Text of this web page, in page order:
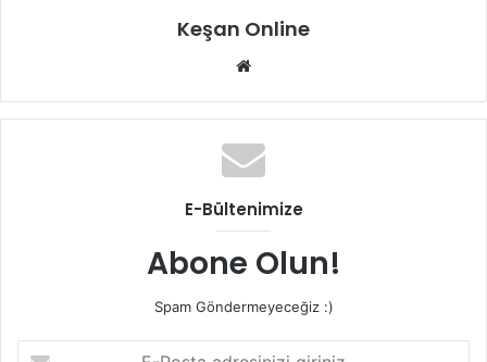
Keşan Online
Web
E-Bültenimize
Abone Olun!
Spam Göndermeyeceğiz :)